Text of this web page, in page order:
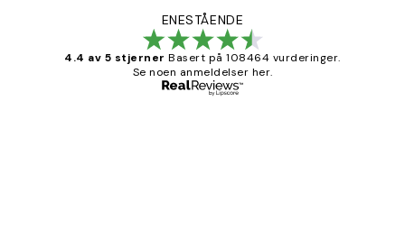
ENESTÅENDE
4.4 av 5 stjerner Basert på 108464 vurderinger.
Se noen anmeldelser her.